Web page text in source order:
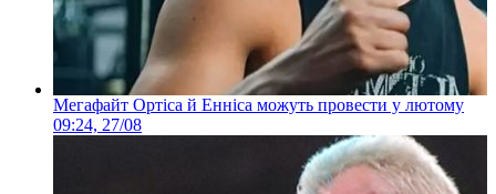
Мегафайт Ортіса й Енніса можуть провести у лютому
09:24, 27/08